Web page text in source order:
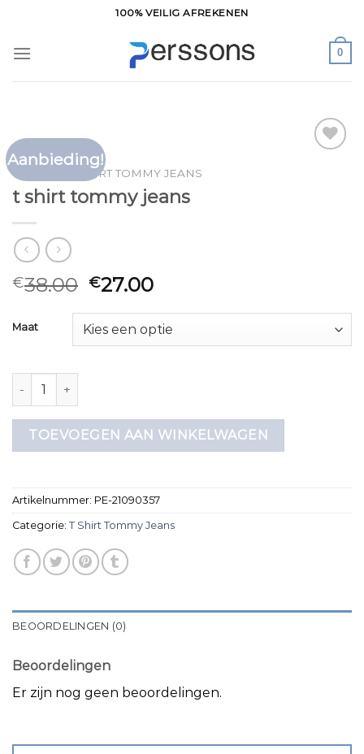
inhoud
100% VEILIG AFREKENEN
0
Aanbieding!
HOME T SHIRT TOMMY JEANS
t shirt tommy jeans
€38.00 €27.00
Maat
t shirt tommy jeans aantal
TOEVOEGEN AAN WINKELWAGEN
Artikelnummer: PE-21090357
Categorie: T Shirt Tommy Jeans
BEOORDELINGEN (0)
Beoordelingen
Er zijn nog geen beoordelingen.